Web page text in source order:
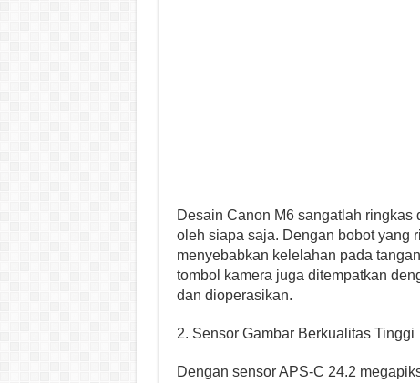
Desain Canon M6 sangatlah
oleh siapa saja. Dengan bobot yang
menyebabkan kelelahan pada
tombol kamera juga ditempatkan
dan dioperasikan.
2. Sensor Gambar Berkualitas Tinggi
Dengan sensor APS-C 24.2